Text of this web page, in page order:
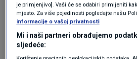
"Mi smo službeno poslali
HDZ-a i HNS-a dopis oko
Gradskom vijeću. Imali
19 zastupnika. Očekujem da
je primjenjivo]. Vaši će se odabiri primijeniti
mjesto. Za više pojedinosti pogledajte našu
informacije o vašoj privatnosti
Mi i naši partneri obrađujemo
sljedeće: